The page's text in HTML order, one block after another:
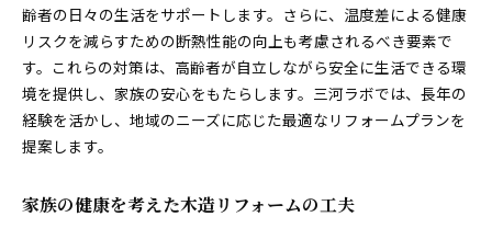
齢者の日々の生活をサポートします。さらに、温度差による健康
リスクを減らすための断熱性能の向上も考慮されるべき要素で
す。これらの対策は、高齢者が自立しながら安全に生活できる環
境を提供し、家族の安心をもたらします。三河ラボでは、長年の
経験を活かし、地域のニーズに応じた最適なリフォームプランを
提案します。
家族の健康を考えた木造リフォームの工夫